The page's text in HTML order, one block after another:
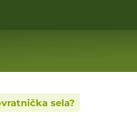
sela?